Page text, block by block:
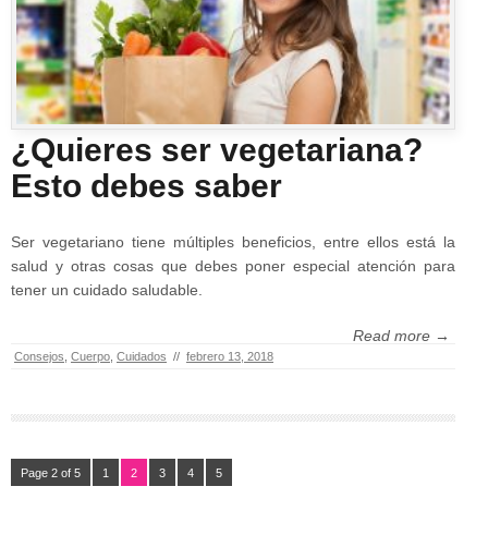
¿Quieres ser vegetariana?
Esto debes saber
Ser vegetariano tiene múltiples beneficios, entre ellos está la
salud y otras cosas que debes poner especial atención para
tener un cuidado saludable.
Read more →
Consejos Cuerpo Cuidados // febrero 13, 2018
Page 2 of 5 1 2 3 4 5